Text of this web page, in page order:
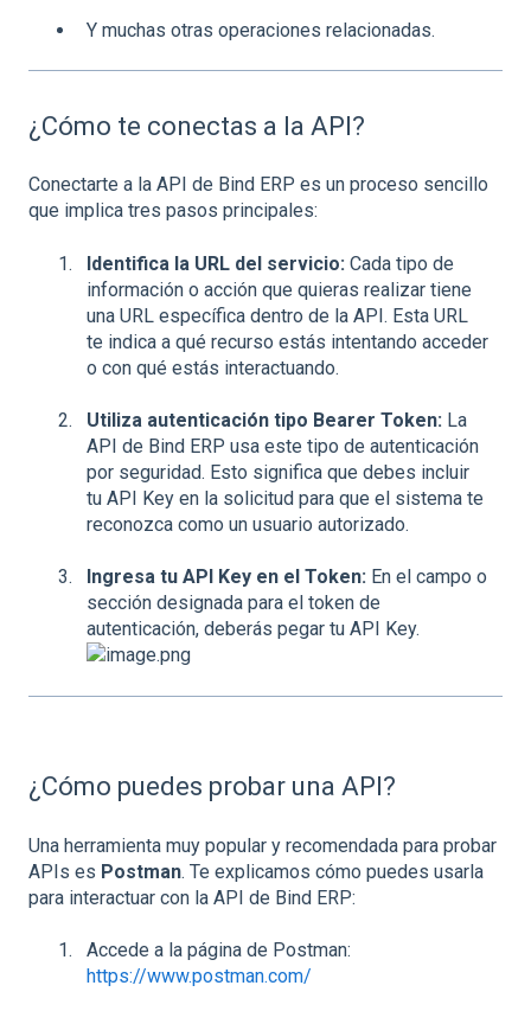
Y muchas otras operaciones relacionadas.
¿Cómo te conectas a la API?
Conectarte a la API de Bind ERP es un proceso sencillo
que implica tres pasos principales:
Identifica la URL del servicio: Cada tipo de
información o acción que quieras realizar tiene
una URL específica dentro de la API. Esta URL
te indica a qué recurso estás intentando acceder
o con qué estás interactuando.
Utiliza autenticación tipo Bearer Token: La
API de Bind ERP usa este tipo de autenticación
por seguridad. Esto significa que debes incluir
tu API Key en la solicitud para que el sistema te
reconozca como un usuario autorizado.
Ingresa tu API Key en el Token: En el campo o
sección designada para el token de
autenticación, deberás pegar tu API Key.
¿Cómo puedes probar una API?
Una herramienta muy popular y recomendada para probar
APIs es Postman. Te explicamos cómo puedes usarla
para interactuar con la API de Bind ERP:
Accede a la página de Postman:
https://www.postman.com/